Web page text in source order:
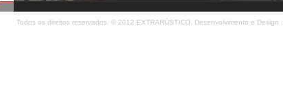
Todos os direitos reservados. © 2012 EXTRARÚSTICO . Desenvolvimento e Design :